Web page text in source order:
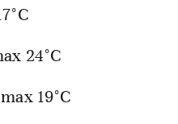
24°C
19°C